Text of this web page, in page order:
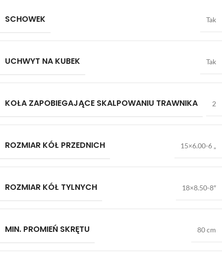
SCHOWEK Tak
UCHWYT NA KUBEK Tak
KOŁA ZAPOBIEGAJĄCE SKALPOWANIU TRAWNIKA 2
ROZMIAR KÓŁ PRZEDNICH 15×6.00-6 „
ROZMIAR KÓŁ TYLNYCH 18×8.50-8″
MIN. PROMIEŃ SKRĘTU 80 cm